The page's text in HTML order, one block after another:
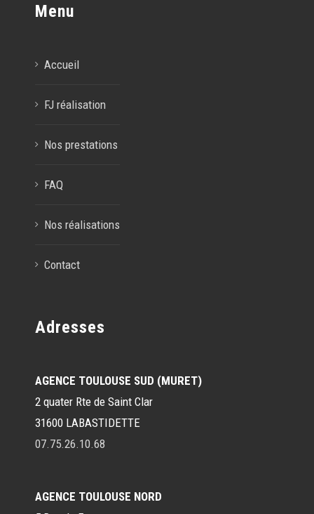
Menu
Accueil
FJ réalisation
Nos prestations
FAQ
Nos réalisations
Contact
Adresses
AGENCE TOULOUSE SUD (MURET)
2 quater Rte de Saint Clar
31600 LABASTIDETTE
07.75.26.10.68
AGENCE TOULOUSE NORD